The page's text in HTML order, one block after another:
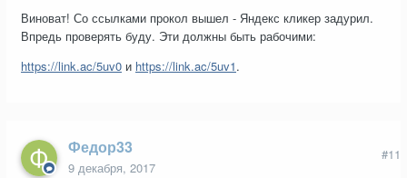
Виноват! Со ссылками прокол вышел - Яндекс кликер задурил.
Впредь проверять буду. Эти должны быть рабочими:
https://link.ac/5uv0 и https://link.ac/5uv1.
Федор33
9 декабря, 2017
#11